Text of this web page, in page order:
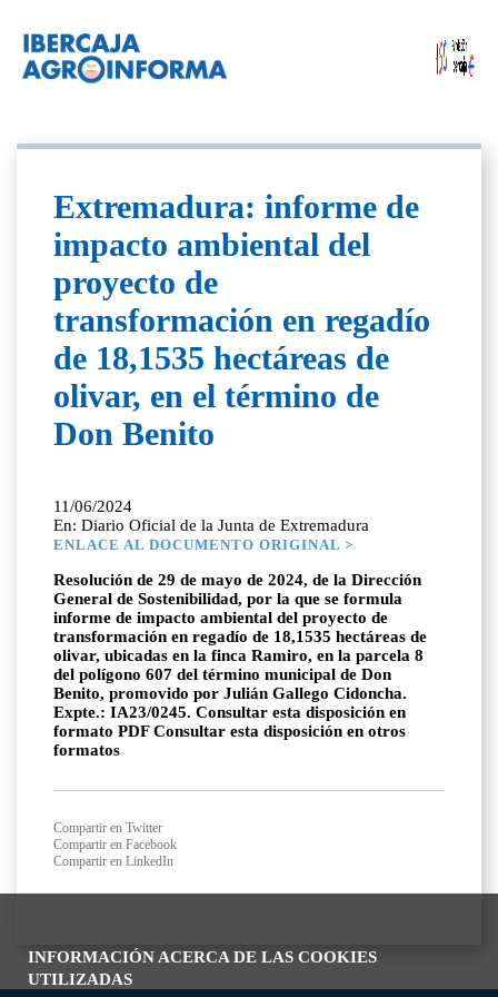
INFORMACIÓN ACERCA DE LAS COOKIES
UTILIZADAS
Extremadura: informe de
impacto ambiental del
proyecto de
transformación en regadío
de 18,1535 hectáreas de
olivar, en el término de
Don Benito
11/06/2024
En: Diario Oficial de la Junta de Extremadura
ENLACE AL DOCUMENTO ORIGINAL >
Resolución de 29 de mayo de 2024, de la Dirección
General de Sostenibilidad, por la que se formula
informe de impacto ambiental del proyecto de
transformación en regadío de 18,1535 hectáreas de
olivar, ubicadas en la finca Ramiro, en la parcela 8
del polígono 607 del término municipal de Don
Benito, promovido por Julián Gallego Cidoncha.
Expte.: IA23/0245. Consultar esta disposición en
formato PDF Consultar esta disposición en otros
formatos
Compartir en Twitter
Compartir en Facebook
Compartir en LinkedIn